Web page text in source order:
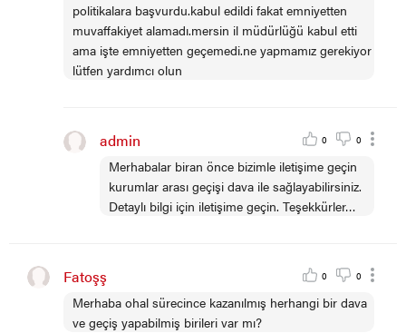
politikalara başvurdu.kabul edildi fakat emniyetten
muvaffakiyet alamadı.mersin il müdürlüğü kabul etti
ama işte emniyetten geçemedi.ne yapmamız gerekiyor
lütfen yardımcı olun
admin 0 0
Merhabalar biran önce bizimle iletişime geçin
kurumlar arası geçişi dava ile sağlayabilirsiniz.
Detaylı bilgi için iletişime geçin. Teşekkürler…
Fatoşş 0 0
Merhaba ohal sürecince kazanılmış herhangi bir dava
ve geçiş yapabilmiş birileri var mı?